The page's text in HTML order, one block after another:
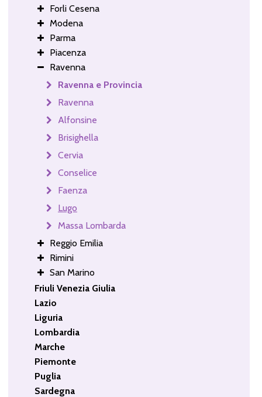
Forli Cesena
Modena
Parma
Piacenza
Ravenna
Ravenna e Provincia
Ravenna
Alfonsine
Brisighella
Cervia
Conselice
Faenza
Lugo
Massa Lombarda
Reggio Emilia
Rimini
San Marino
Friuli Venezia Giulia
Lazio
Liguria
Lombardia
Marche
Piemonte
Puglia
Sardegna